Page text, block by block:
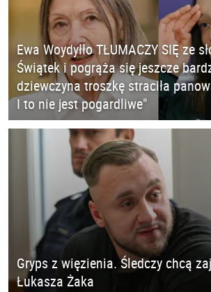
Ewa Woydyłło TŁUMACZY SIĘ ze
Świątek i pogrąża się jeszcze
dziewczyna troszkę straciła
I to nie jest pogardliwe"
Gryps z więzienia. Śledczy chcą
Łukasza Żaka